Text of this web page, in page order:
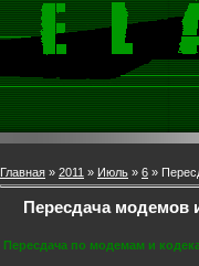
Главная » 2011 » Июль » 6 »
Пересдача модемов
Пересдача по модемам и